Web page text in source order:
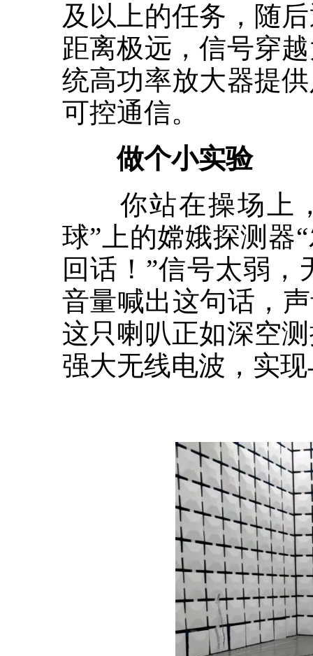
及以上的任务，随
距离极远，信号穿
统高功率放大器提
可控通信。
做个小实验
你站在操场上，
球”上的嫦娥探测器
回话！”信号太弱
音量喊出这句话，
这只喇叭正如深空
强大无线电波，实